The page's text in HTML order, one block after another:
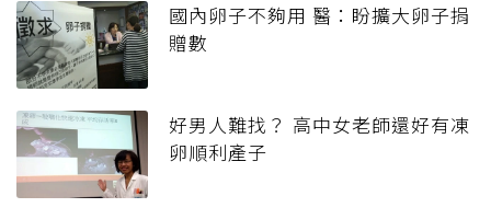
國內卵子不夠用 醫：盼擴大卵子捐
贈數
好男人難找？ 高中女老師還好有凍
卵順利產子